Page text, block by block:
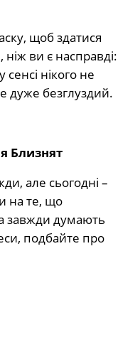
щоб здатися
ви є насправді:
нікого не
дуже безглуздий.
Близнят
але сьогодні –
на те, що
завжди думають
подбайте про